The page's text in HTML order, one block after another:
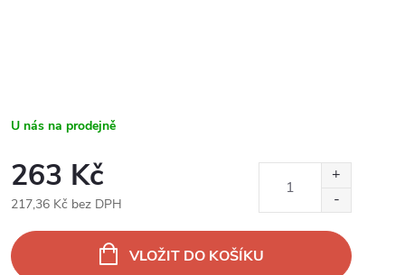
U nás na prodejně
263 Kč
217,36 Kč bez DPH
cena:
VLOŽIT DO KOŠÍKU